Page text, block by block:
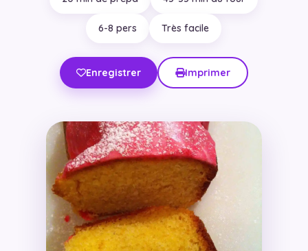
6-8 pers Très facile
Enregistrer Imprimer